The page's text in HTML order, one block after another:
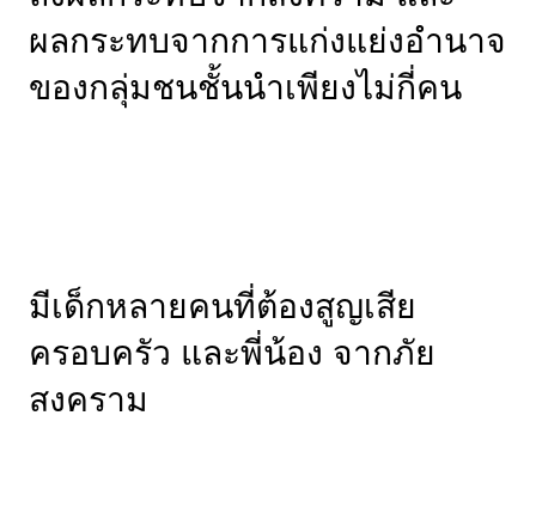
ผลกระทบจากการแก่งแย่งอำนาจ
ของกลุ่มชนชั้นนำเพียงไม่กี่คน
มีเด็กหลายคนที่ต้องสูญเสีย
ครอบครัว และพี่น้อง จากภัย
สงคราม